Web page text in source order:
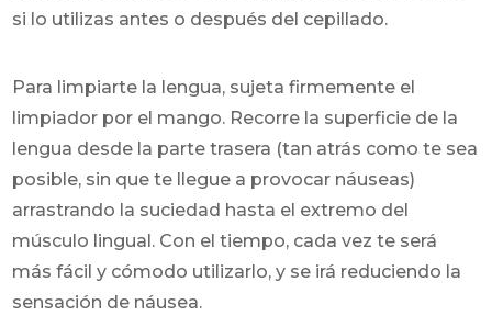
si lo utilizas antes o después del cepillado.
Para limpiarte la lengua, sujeta firmemente el
limpiador por el mango. Recorre la superficie de la
lengua desde la parte trasera (tan atrás como te sea
posible, sin que te llegue a provocar náuseas)
arrastrando la suciedad hasta el extremo del
músculo lingual. Con el tiempo, cada vez te será
más fácil y cómodo utilizarlo, y se irá reduciendo la
sensación de náusea.